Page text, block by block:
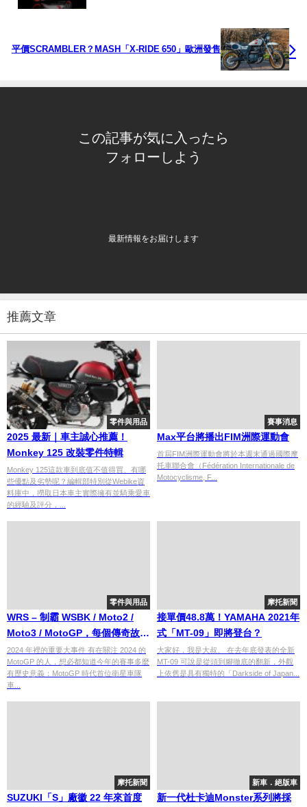
平價SCRAMBLER？MASH「X-RIDE 650」歐洲發售
この記事が気に入ったら
フォローしよう
最新情報をお届けします
推薦文章
零件與用品
2025 最新｜車主誠心推薦！
Monkey 125 改裝零件特輯
Monkey 125這款車到底值不值得買、有哪
些優點及劣勢呢？編輯部特別從Webike資
料庫中，撈取日本車主實際擁有並騎乘愛車
的經驗及評分，...
賽事消息
Max平台將播出FIM洲際運動會
首屆FIM洲際運動會將於本週末通過國際摩
托車聯合會（Fédération Internationale de
Motocyclisme, F...
零件與用品
WRS – 制霸 WSBK / Moto2 /
Moto3 / MotoGP，每個傳奇故事
背後的冠軍風鏡
2024 年裡的重要大事件 有在關注 2024 的
MotoGP 的人，想必都知道今年的賽事多麼
有歷史意義：MotoGP 時代首位衛星車隊
車...
摩托新聞
接單價48.8萬！YAMAHA 2021年
式「MT-09」即將登台？
大家好，我是大叔。 在去年底發表的全新
MT-09 可說是從頭到腳徹底的翻新，外觀
上依舊是具有獨特的「Darkside of Japan...
摩托新聞
SUZUKI「S」廠徽 22 年來首度
新車．絕版車
新一代杜卡迪Monster系列將採